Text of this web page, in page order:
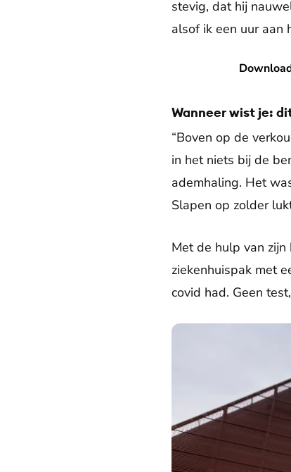
stevig, dat hij
alsof ik een uur aan
Download gratis de
Wanneer wist je:
“Boven op de
in het niets bij de
ademhaling. Het
Slapen op zolder
Met de hulp van
ziekenhuispak met
covid had. Geen